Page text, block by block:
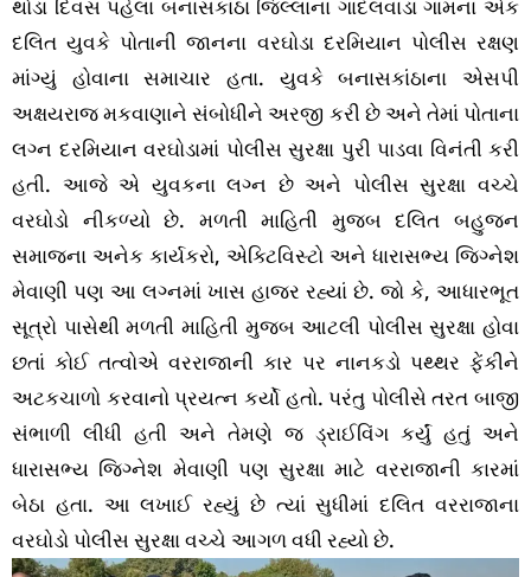
થોડા દિવસ પહેલા બનાસકાંઠા જિલ્લાના ગાદલવાડા ગામના એક
દલિત યુવકે પોતાની જાનના વરઘોડા દરમિયાન પોલીસ રક્ષણ
માંગ્યું હોવાના સમાચાર હતા. યુવકે બનાસકાંઠાના એસપી
અક્ષયરાજ મકવાણાને સંબોધીને અરજી કરી છે અને તેમાં પોતાના
લગ્ન દરમિયાન વરઘોડામાં પોલીસ સુરક્ષા પુરી પાડવા વિનંતી કરી
હતી. આજે એ યુવકના લગ્ન છે અને પોલીસ સુરક્ષા વચ્ચે
વરઘોડો નીકળ્યો છે. મળતી માહિતી મુજબ દલિત બહુજન
સમાજના અનેક કાર્યકરો, એક્ટિવિસ્ટો અને ધારાસભ્ય જિગ્નેશ
મેવાણી પણ આ લગ્નમાં ખાસ હાજર રહ્યાં છે. જો કે, આધારભૂત
સૂત્રો પાસેથી મળતી માહિતી મુજબ આટલી પોલીસ સુરક્ષા હોવા
છતાં કોઈ તત્વોએ વરરાજાની કાર પર નાનકડો પથ્થર ફેંકીને
અટકચાળો કરવાનો પ્રયત્ન કર્યો હતો. પરંતુ પોલીસે તરત બાજી
સંભાળી લીધી હતી અને તેમણે જ ડ્રાઈવિંગ કર્યું હતું અને
ધારાસભ્ય જિગ્નેશ મેવાણી પણ સુરક્ષા માટે વરરાજાની કારમાં
બેઠા હતા. આ લખાઈ રહ્યું છે ત્યાં સુધીમાં દલિત વરરાજાના
વરઘોડો પોલીસ સુરક્ષા વચ્ચે આગળ વધી રહ્યો છે.